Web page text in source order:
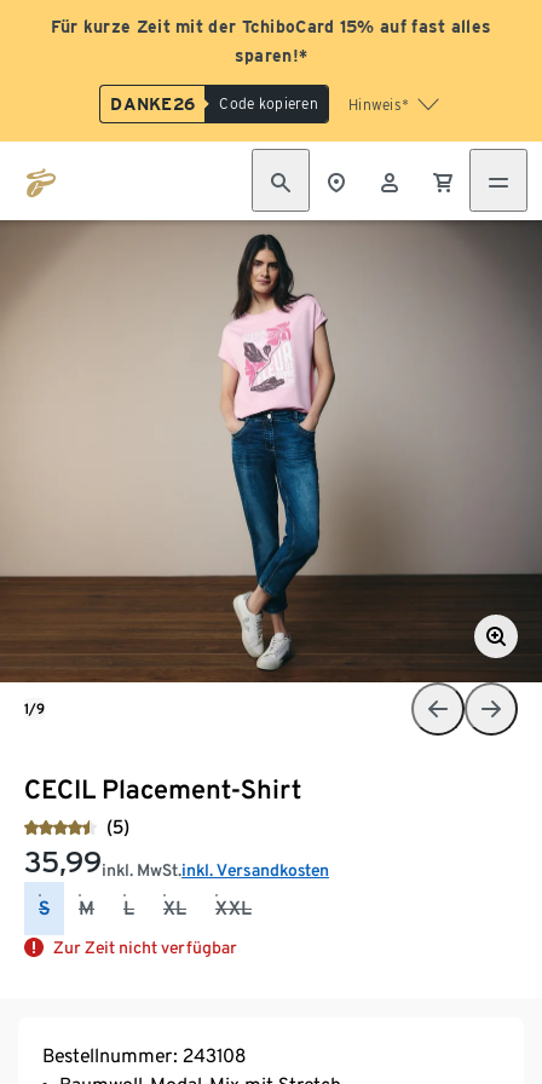
Für kurze Zeit mit der TchiboCard 15% auf fast alles
sparen!*
DANKE26 Code kopieren Hinweis*
CECIL Placement-Shirt
(5)
35,99inkl. MwSt.inkl. Versandkosten
S M L XL XXL
Zur Zeit nicht verfügbar
1/9
Bestellnummer: 243108